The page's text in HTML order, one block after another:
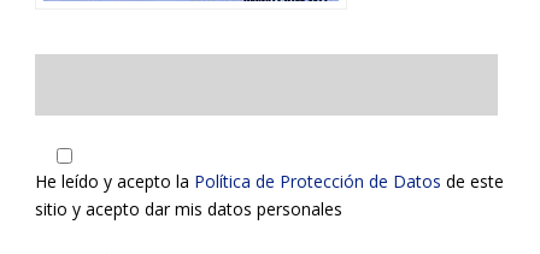
He leído y acepto la Política de Protección de Datos de este
sitio y acepto dar mis datos personales